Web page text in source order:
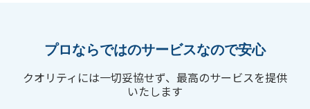
プロならではのサービスなので安心
クオリティには一切妥協せず、最高のサービスを提供
いたします